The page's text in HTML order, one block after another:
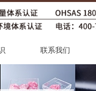
联系我们